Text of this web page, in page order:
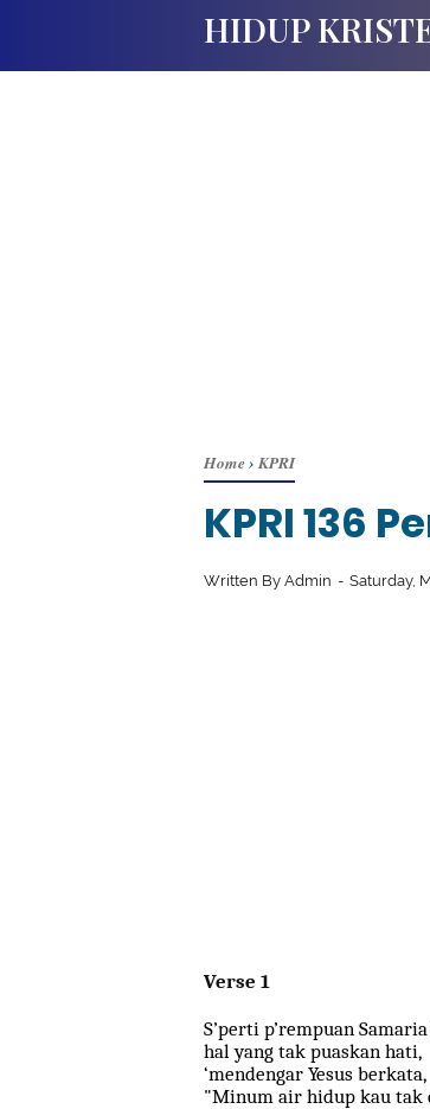
HIDUP
Home› KPRI
KPRI 136
Written By Admin Saturday,
Verse 1
S’perti p’rempuan
hal yang tak puaskan hati,
‘mendengar Yesus berkata,
"Minum air hidup kau tak